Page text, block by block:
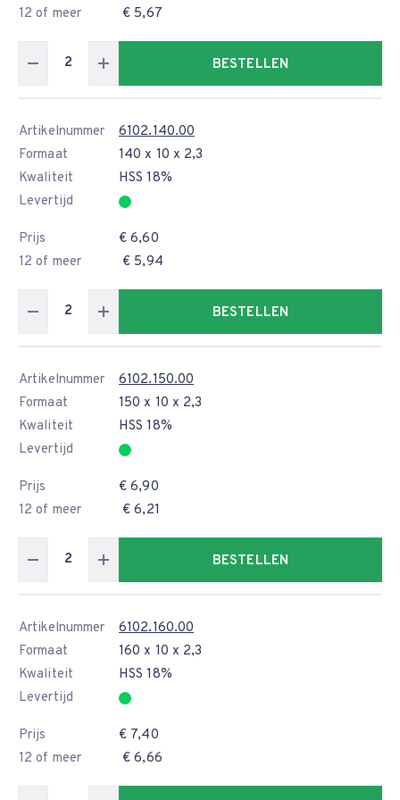
12 of meer
€ 5,67
BESTELLEN
Artikelnummer
6102.140.00
Formaat
140 x 10 x 2,3
Kwaliteit
HSS 18%
Levertijd
Prijs
€ 6,60
12 of meer
€ 5,94
BESTELLEN
Artikelnummer
6102.150.00
Formaat
150 x 10 x 2,3
Kwaliteit
HSS 18%
Levertijd
Prijs
€ 6,90
12 of meer
€ 6,21
BESTELLEN
Artikelnummer
6102.160.00
Formaat
160 x 10 x 2,3
Kwaliteit
HSS 18%
Levertijd
Prijs
€ 7,40
12 of meer
€ 6,66